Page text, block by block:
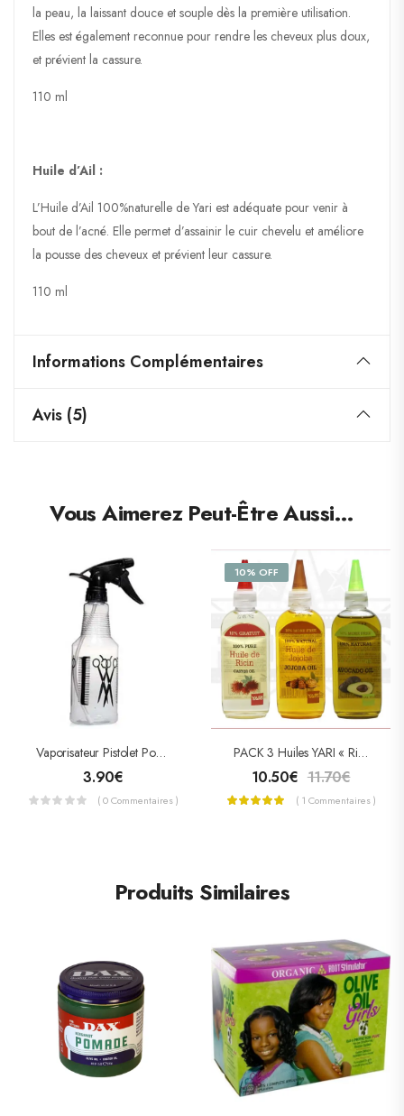
la peau, la laissant douce et souple dès la première utilisation.
Elles est également reconnue pour rendre les cheveux plus doux,
et prévient la cassure.
110 ml
Huile d’Ail :
L’Huile d’Ail 100%naturelle de Yari est adéquate pour venir à
bout de l’acné. Elle permet d’assainir le cuir chevelu et améliore
la pousse des cheveux et prévient leur cassure.
110 ml
Informations Complémentaires
Avis (5)
Vous Aimerez Peut-Être Aussi…
Vaporisateur Pistolet Pour Coiffure En Plastique 500ml
3.90€
( 0 Commentaires )
10% OFF
PACK 3 Huiles YARI « Ricin – Jojoba – Avocat »
10.50€ 11.70€
( 1 Commentaires )
Produits Similaires